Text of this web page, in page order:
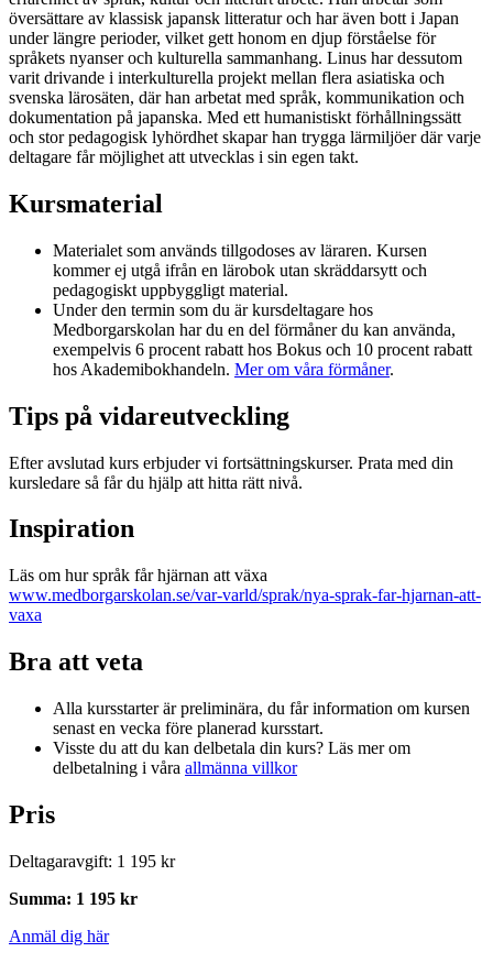
översättare av klassisk japansk litteratur och har även bott i Japan
under längre perioder, vilket gett honom en djup förståelse för
språkets nyanser och kulturella sammanhang. Linus har dessutom
varit drivande i interkulturella projekt mellan flera asiatiska och
svenska lärosäten, där han arbetat med språk, kommunikation och
dokumentation på japanska. Med ett humanistiskt förhållningssätt
och stor pedagogisk lyhördhet skapar han trygga lärmiljöer där varje
deltagare får möjlighet att utvecklas i sin egen takt.
Kursmaterial
Materialet som används tillgodoses av läraren. Kursen
kommer ej utgå ifrån en lärobok utan skräddarsytt och
pedagogiskt uppbyggligt material.
Under den termin som du är kursdeltagare hos
Medborgarskolan har du en del förmåner du kan använda,
exempelvis 6 procent rabatt hos Bokus och 10 procent rabatt
hos Akademibokhandeln. Mer om våra förmåner.
Tips på vidareutveckling
Efter avslutad kurs erbjuder vi fortsättningskurser. Prata med din
kursledare så får du hjälp att hitta rätt nivå.
Inspiration
Läs om hur språk får hjärnan att växa
www.medborgarskolan.se/var-varld/sprak/nya-sprak-far-hjarnan-att-
vaxa
Bra att veta
Alla kursstarter är preliminära, du får information om kursen
senast en vecka före planerad kursstart.
Visste du att du kan delbetala din kurs? Läs mer om
delbetalning i våra allmänna villkor
Pris
Deltagaravgift: 1 195 kr
Summa: 1 195 kr
Anmäl dig här